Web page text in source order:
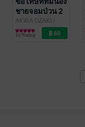
ชายจอมป่วน 2
AKIRA OZAKI /
Bongkoch
Publishing
การ์ตูนผู้หญิง
10 Rating